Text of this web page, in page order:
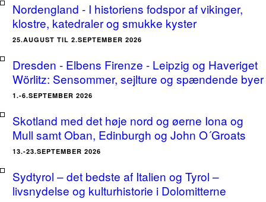
Nordengland - I historiens fodspor af vikinger,
klostre, katedraler og smukke kyster
25.AUGUST TIL 2.SEPTEMBER 2026
Dresden - Elbens Firenze - Leipzig og Haveriget
Wörlitz: Sensommer, sejlture og spændende byer
1.-6.SEPTEMBER 2026
Skotland med det høje nord og øerne Iona og
Mull samt Oban, Edinburgh og John O´Groats
13.-23.SEPTEMBER 2026
Sydtyrol – det bedste af Italien og Tyrol –
livsnydelse og kulturhistorie i Dolomitterne